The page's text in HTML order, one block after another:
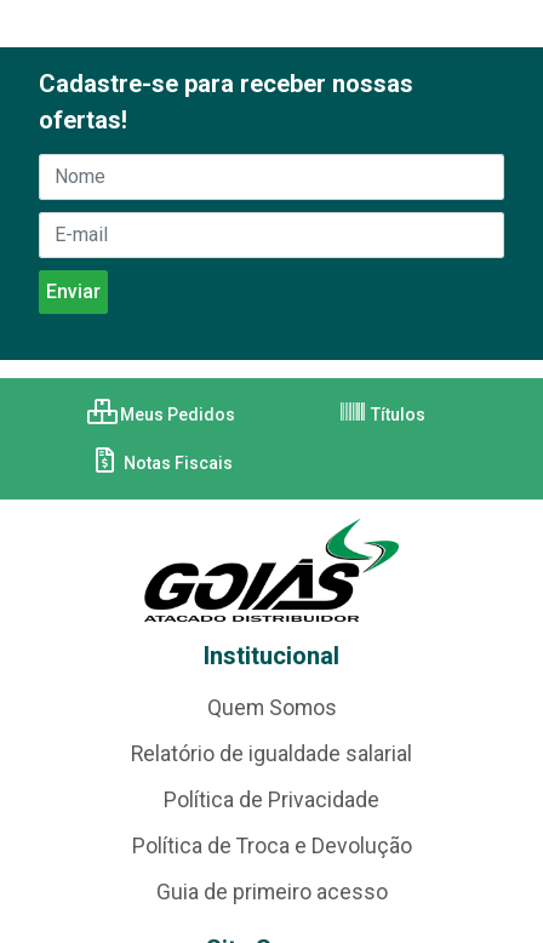
Cadastre-se para receber nossas
ofertas!
Meus Pedidos Títulos
Notas Fiscais
Institucional
Quem Somos
Relatório de igualdade salarial
Política de Privacidade
Política de Troca e Devolução
Guia de primeiro acesso